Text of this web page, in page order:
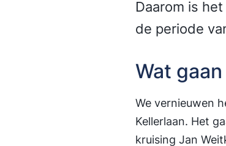
Daarom is
de periode
Wat
We vernieuwen
Kellerlaan. Het
kruising Jan